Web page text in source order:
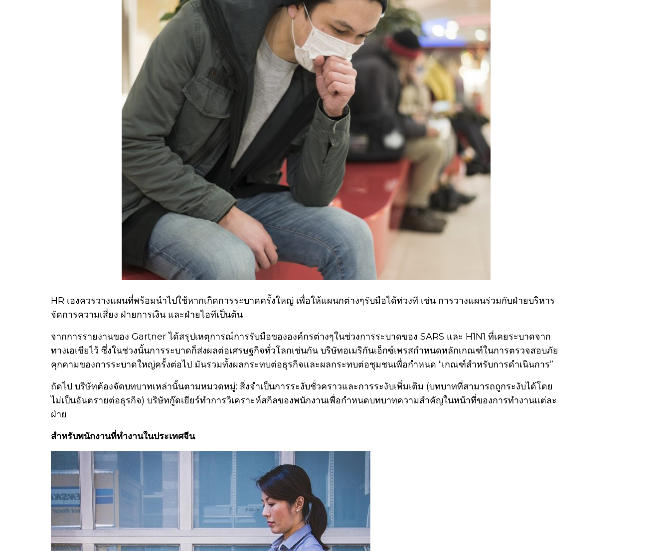
HR เองควรวางแผนที่พร้อมนำไปใช้หากเกิดการระบาดครั้งใหญ่ เพื่อให้แผนกต่างๆรับมือได้ท่วงที เช่น การวางแผนร่วมกับฝ่ายบริหาร
จัดการความเสี่ยง ฝ่ายการเงิน และฝ่ายไอทีเป็นต้น
จากการรายงานของ Gartner ได้สรุปเหตุการณ์การรับมือขององค์กรต่างๆในช่วงการระบาดของ SARS และ H1N1 ที่เคยระบาดจาก
ทางเอเชียไว้ ซึ่งในช่วงนั้นการระบาดก็ส่งผลต่อเศรษฐกิจทั่วโลกเช่นกัน บริษัทอเมริกันเอ็กซ์เพรสกำหนดหลักเกณฑ์ในการตรวจสอบภัย
คุกคามของการระบาดใหญ่ครั้งต่อไป มันรวมทั้งผลกระทบต่อธุรกิจและผลกระทบต่อชุมชนเพื่อกำหนด “เกณฑ์สำหรับการดำเนินการ”
ถัดไป บริษัทต้องจัดบทบาทเหล่านั้นตามหมวดหมู่: สิ่งจำเป็นการระงับชั่วคราวและการระงับเพิ่มเติม (บทบาทที่สามารถถูกระงับได้โดย
ไม่เป็นอันตรายต่อธุรกิจ) บริษัทกู๊ดเยียร์ทำการวิเคราะห์สกิลของพนักงานเพื่อกำหนดบทบาทความสำคัญในหน้าที่ของการทำงานแต่ละ
ฝ่าย
สำหรับพนักงานที่ทำงานในประเทศจีน